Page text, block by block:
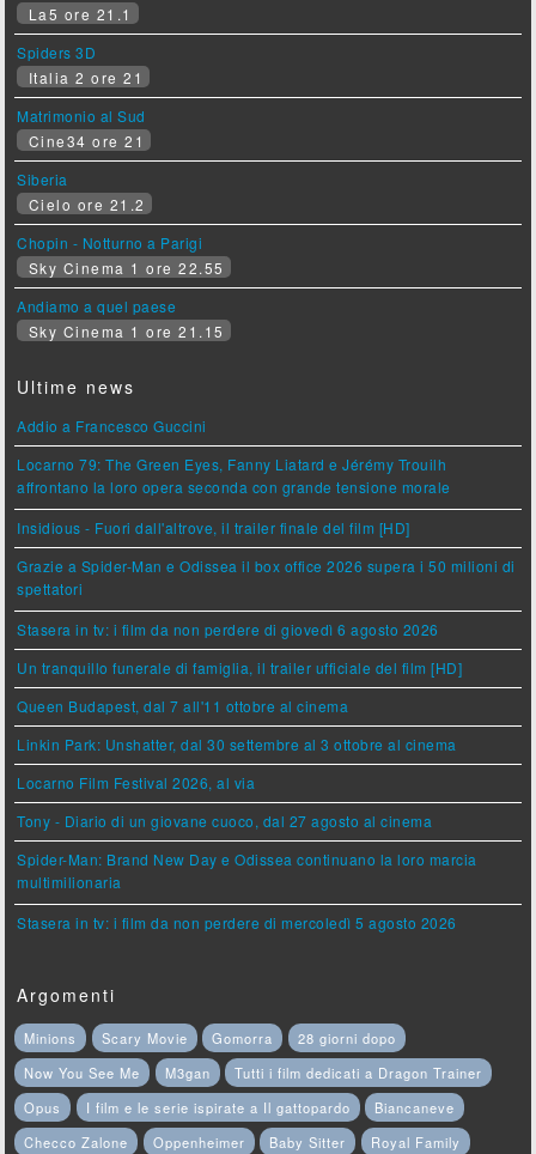
La5 ore 21.1
Spiders 3D
Italia 2 ore 21
Matrimonio al Sud
Cine34 ore 21
Siberia
Cielo ore 21.2
Chopin - Notturno a Parigi
Sky Cinema 1 ore 22.55
Andiamo a quel paese
Sky Cinema 1 ore 21.15
Ultime news
Addio a Francesco Guccini
Locarno 79: The Green Eyes, Fanny Liatard e Jérémy Trouilh
affrontano la loro opera seconda con grande tensione morale
Insidious - Fuori dall'altrove, il trailer finale del film [HD]
Grazie a Spider-Man e Odissea il box office 2026 supera i 50 milioni di
spettatori
Stasera in tv: i film da non perdere di giovedì 6 agosto 2026
Un tranquillo funerale di famiglia, il trailer ufficiale del film [HD]
Queen Budapest, dal 7 all'11 ottobre al cinema
Linkin Park: Unshatter, dal 30 settembre al 3 ottobre al cinema
Locarno Film Festival 2026, al via
Tony - Diario di un giovane cuoco, dal 27 agosto al cinema
Spider-Man: Brand New Day e Odissea continuano la loro marcia
multimilionaria
Stasera in tv: i film da non perdere di mercoledì 5 agosto 2026
Argomenti
Minions Scary Movie Gomorra
28 giorni dopo
Now You See Me
M3gan
Tutti i film dedicati a Dragon Trainer
Opus
I film e le serie ispirate a Il gattopardo
Biancaneve
Checco Zalone
Oppenheimer Baby Sitter
Royal Family